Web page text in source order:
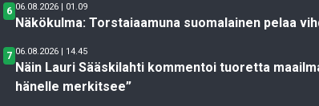
6 06.08.2026 | 01.09
Näkökulma: Torstaiaamuna suomalainen pelaa
7 06.08.2026 | 14.45
Näin Lauri Sääskilahti kommentoi tuoretta
hänelle merkitsee”